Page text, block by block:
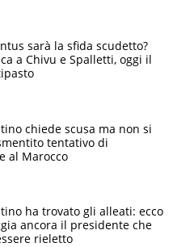
sarà la sfida scudetto?
a Chivu e Spalletti, oggi il
chiede scusa ma non si
tentativo di
al Marocco
ha trovato gli alleati: ecco
ancora il presidente che
rieletto